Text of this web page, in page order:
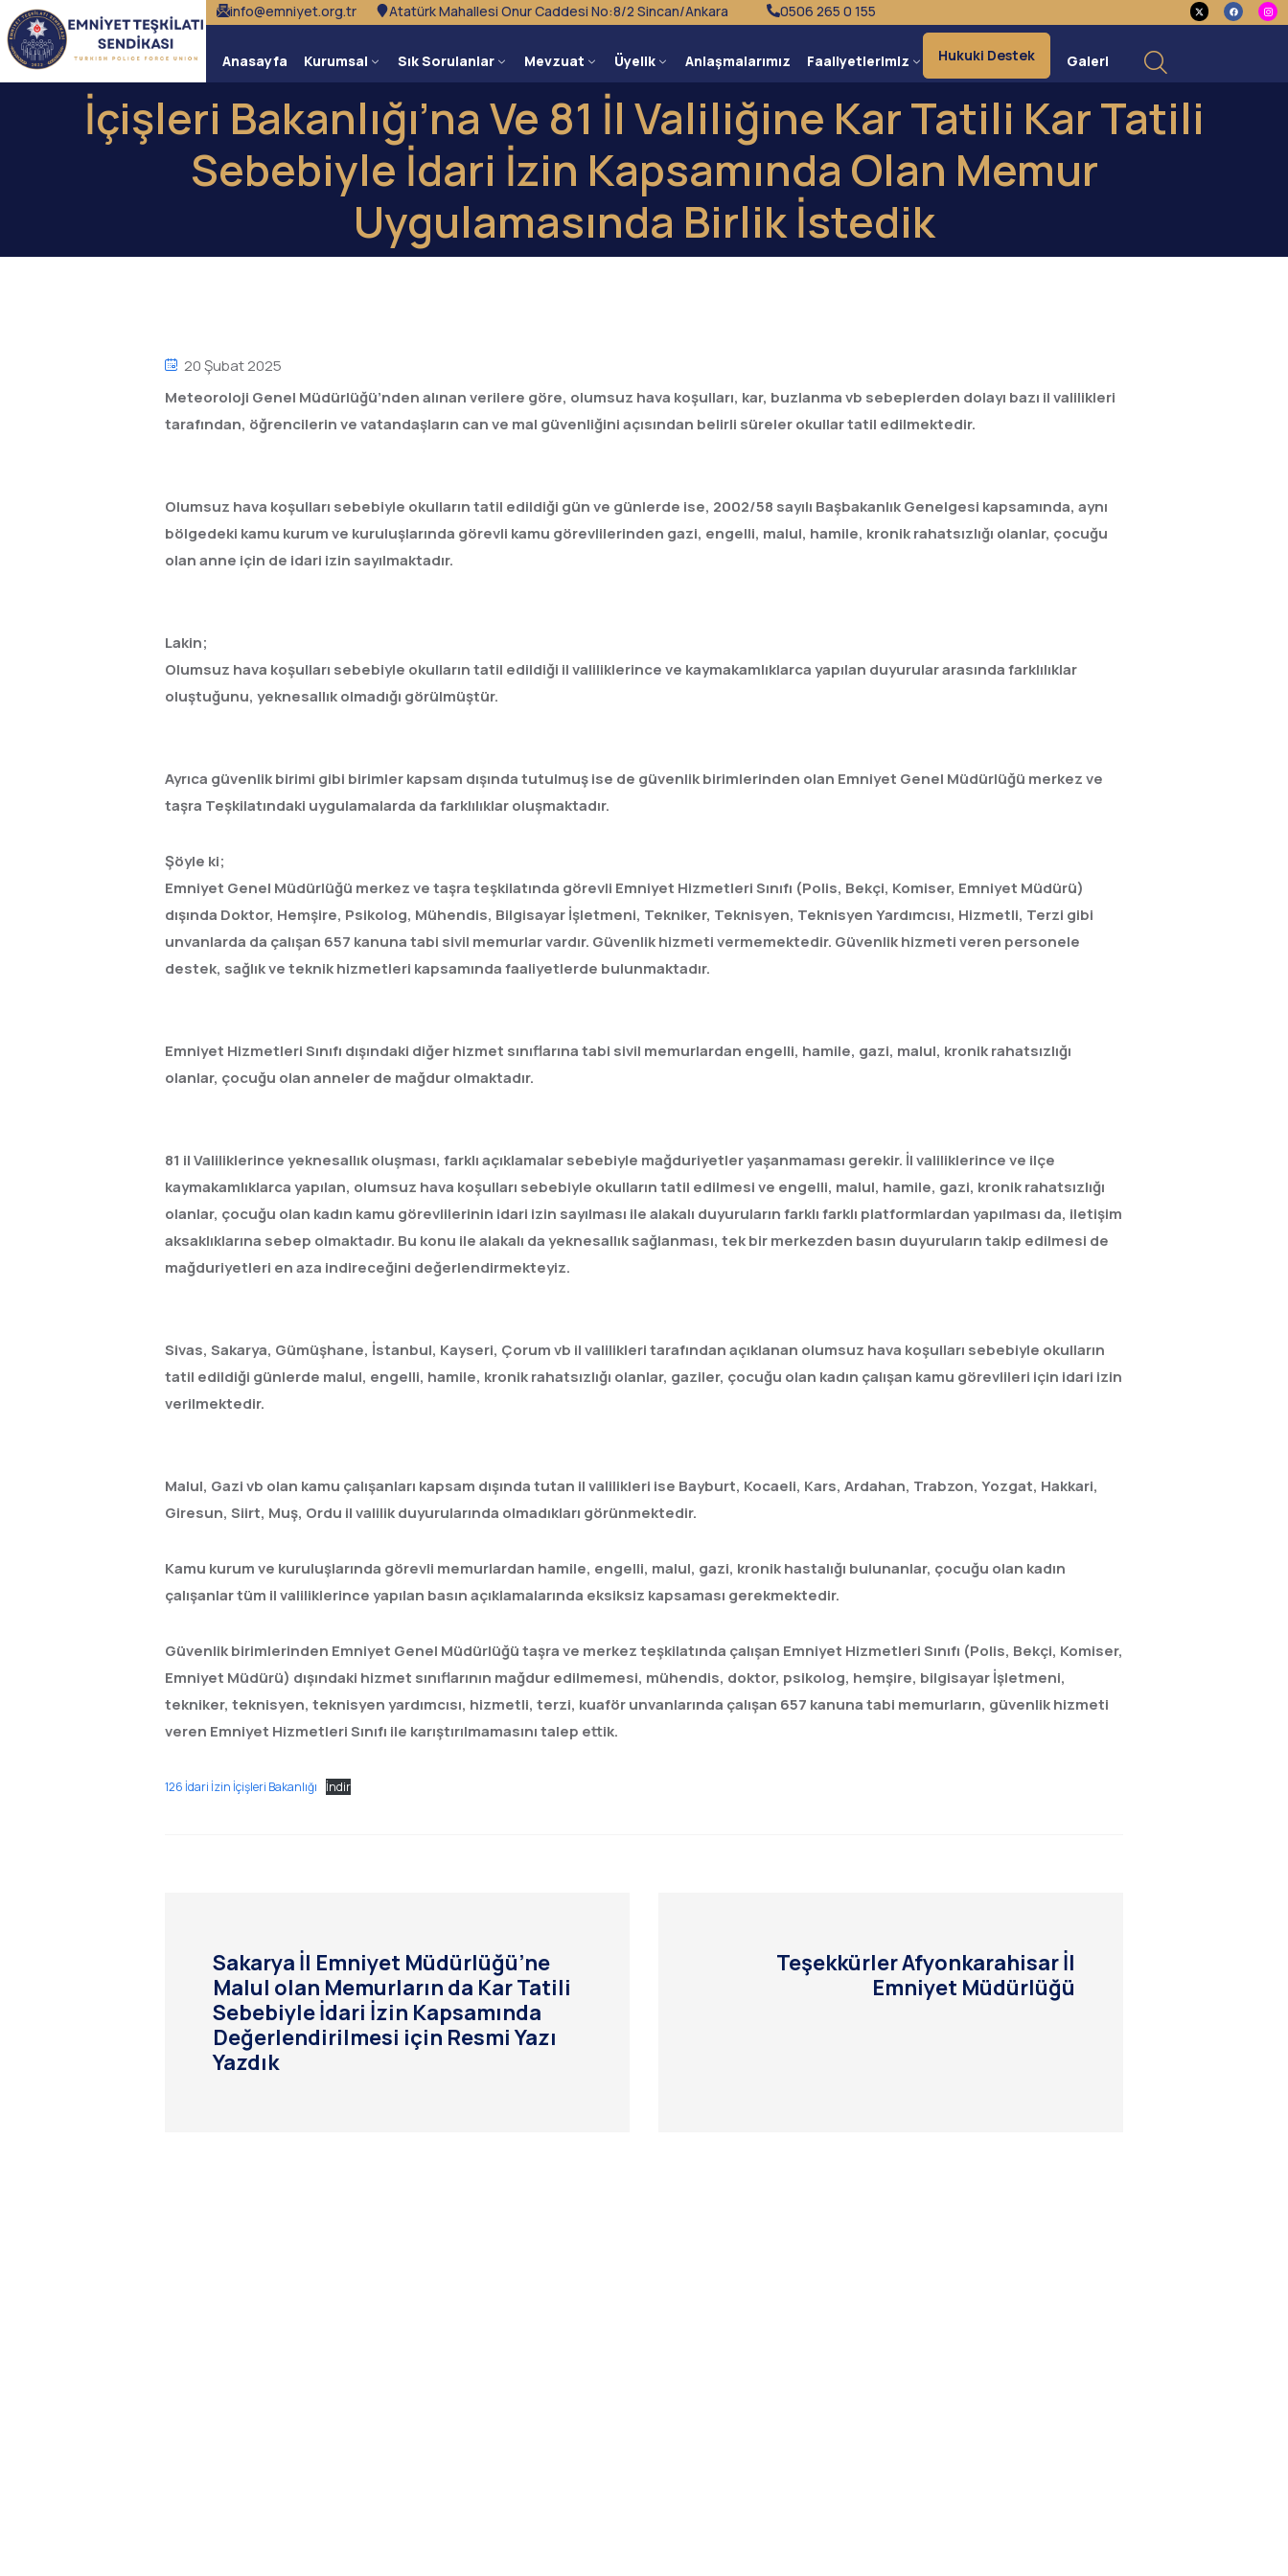
info@emniyet.org.tr Atatürk Mahallesi Onur Caddesi No:8/2 Sincan/Ankara 0506 265 0 155
Anasayfa Kurumsal Sık Sorulanlar Mevzuat Üyelik Anlaşmalarımız Faaliyetlerimiz Hukuki Destek Galeri
İçişleri Bakanlığı’na Ve 81 İl Valiliğine Kar Tatili Kar Tatili
Sebebiyle İdari İzin Kapsamında Olan Memur
Uygulamasında Birlik İstedik
20 Şubat 2025
Meteoroloji Genel Müdürlüğü’nden alınan verilere göre, olumsuz hava koşulları, kar, buzlanma vb sebeplerden dolayı bazı il valilikleri
tarafından, öğrencilerin ve vatandaşların can ve mal güvenliğini açısından belirli süreler okullar tatil edilmektedir.
Olumsuz hava koşulları sebebiyle okulların tatil edildiği gün ve günlerde ise, 2002/58 sayılı Başbakanlık Genelgesi kapsamında, aynı
bölgedeki kamu kurum ve kuruluşlarında görevli kamu görevlilerinden gazi, engelli, malul, hamile, kronik rahatsızlığı olanlar, çocuğu
olan anne için de idari izin sayılmaktadır.
Lakin;
Olumsuz hava koşulları sebebiyle okulların tatil edildiği il valiliklerince ve kaymakamlıklarca yapılan duyurular arasında farklılıklar
oluştuğunu, yeknesallık olmadığı görülmüştür.
Ayrıca güvenlik birimi gibi birimler kapsam dışında tutulmuş ise de güvenlik birimlerinden olan Emniyet Genel Müdürlüğü merkez ve
taşra Teşkilatındaki uygulamalarda da farklılıklar oluşmaktadır.
Şöyle ki;
Emniyet Genel Müdürlüğü merkez ve taşra teşkilatında görevli Emniyet Hizmetleri Sınıfı (Polis, Bekçi, Komiser, Emniyet Müdürü)
dışında Doktor, Hemşire, Psikolog, Mühendis, Bilgisayar İşletmeni, Tekniker, Teknisyen, Teknisyen Yardımcısı, Hizmetli, Terzi gibi
unvanlarda da çalışan 657 kanuna tabi sivil memurlar vardır. Güvenlik hizmeti vermemektedir. Güvenlik hizmeti veren personele
destek, sağlık ve teknik hizmetleri kapsamında faaliyetlerde bulunmaktadır.
Emniyet Hizmetleri Sınıfı dışındaki diğer hizmet sınıflarına tabi sivil memurlardan engelli, hamile, gazi, malul, kronik rahatsızlığı
olanlar, çocuğu olan anneler de mağdur olmaktadır.
81 il Valiliklerince yeknesallık oluşması, farklı açıklamalar sebebiyle mağduriyetler yaşanmaması gerekir. İl valiliklerince ve ilçe
kaymakamlıklarca yapılan, olumsuz hava koşulları sebebiyle okulların tatil edilmesi ve engelli, malul, hamile, gazi, kronik rahatsızlığı
olanlar, çocuğu olan kadın kamu görevlilerinin idari izin sayılması ile alakalı duyuruların farklı farklı platformlardan yapılması da, iletişim
aksaklıklarına sebep olmaktadır. Bu konu ile alakalı da yeknesallık sağlanması, tek bir merkezden basın duyuruların takip edilmesi de
mağduriyetleri en aza indireceğini değerlendirmekteyiz.
Sivas, Sakarya, Gümüşhane, İstanbul, Kayseri, Çorum vb il valilikleri tarafından açıklanan olumsuz hava koşulları sebebiyle okulların
tatil edildiği günlerde malul, engelli, hamile, kronik rahatsızlığı olanlar, gaziler, çocuğu olan kadın çalışan kamu görevlileri için idari izin
verilmektedir.
Malul, Gazi vb olan kamu çalışanları kapsam dışında tutan il valilikleri ise Bayburt, Kocaeli, Kars, Ardahan, Trabzon, Yozgat, Hakkari,
Giresun, Siirt, Muş, Ordu il valilik duyurularında olmadıkları görünmektedir.
Kamu kurum ve kuruluşlarında görevli memurlardan hamile, engelli, malul, gazi, kronik hastalığı bulunanlar, çocuğu olan kadın
çalışanlar tüm il valiliklerince yapılan basın açıklamalarında eksiksiz kapsaması gerekmektedir.
Güvenlik birimlerinden Emniyet Genel Müdürlüğü taşra ve merkez teşkilatında çalışan Emniyet Hizmetleri Sınıfı (Polis, Bekçi, Komiser,
Emniyet Müdürü) dışındaki hizmet sınıflarının mağdur edilmemesi, mühendis, doktor, psikolog, hemşire, bilgisayar İşletmeni,
tekniker, teknisyen, teknisyen yardımcısı, hizmetli, terzi, kuaför unvanlarında çalışan 657 kanuna tabi memurların, güvenlik hizmeti
veren Emniyet Hizmetleri Sınıfı ile karıştırılmamasını talep ettik.
126 İdari İzin İçişleri Bakanlığı İndir
Sakarya İl Emniyet Müdürlüğü’ne
Malul olan Memurların da Kar Tatili
Sebebiyle İdari İzin Kapsamında
Değerlendirilmesi için Resmi Yazı
Yazdık
Teşekkürler Afyonkarahisar İl
Emniyet Müdürlüğü